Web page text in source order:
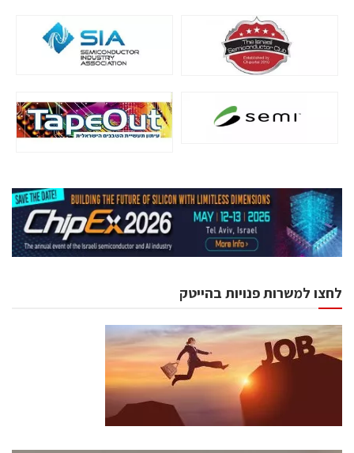
לחצו למשרות פנויות בהייטק